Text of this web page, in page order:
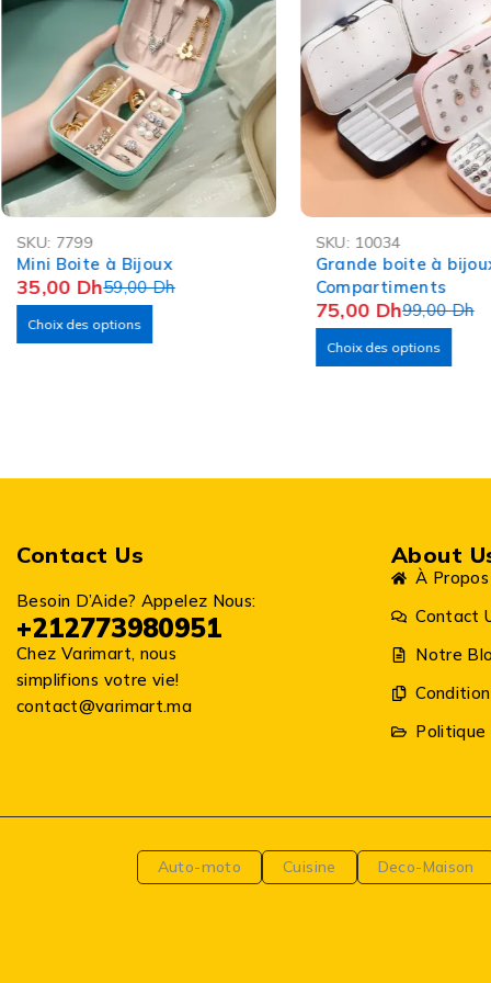
SKU: 7799
Mini Boite à Bijoux
59,00Dh
35,00 Dh
Choix des options
SKU: 10034
Grande boite à
Compartiments
99,00Dh
75,00 Dh
Choix des options
Contact Us
Besoin D’Aide? Appelez Nous:
+212773980951
Chez Varimart, nous
simplifions votre vie!
contact@varimart.ma
About
À
Contact
Notre
Auto-moto Cuisine Deco-Maison